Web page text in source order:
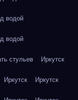
водой
водой
стульев Иркутск
Иркутск Иркутск